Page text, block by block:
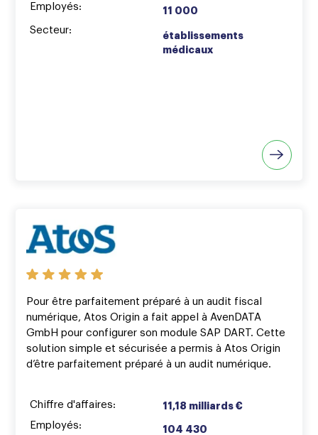
Employés:
Secteur:
11 000
établissements
médicaux
Pour être parfaitement préparé à un audit fiscal
numérique, Atos Origin a fait appel à AvenDATA
GmbH pour configurer son module SAP DART. Cette
solution simple et sécurisée a permis à Atos Origin
d’être parfaitement préparé à un audit numérique.
Chiffre d'affaires:
Employés:
11,18 milliards €
104 430